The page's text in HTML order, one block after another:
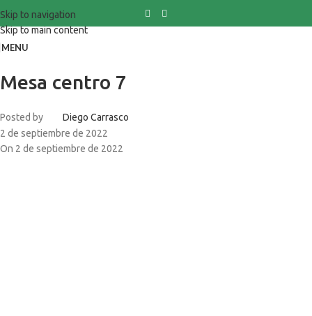
Skip to navigation
Skip to main content
MENU
Mesa centro 7
Posted by
Diego Carrasco
2 de septiembre de 2022
On 2 de septiembre de 2022